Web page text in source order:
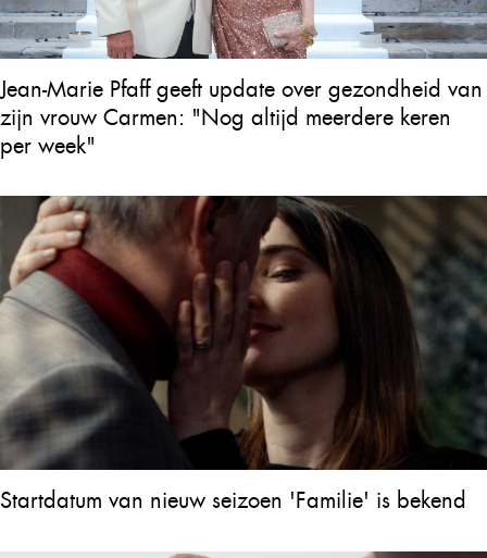
Jean-Marie Pfaff geeft update over gezondheid van
zijn vrouw Carmen: "Nog altijd meerdere keren
per week"
Startdatum van nieuw seizoen 'Familie' is bekend